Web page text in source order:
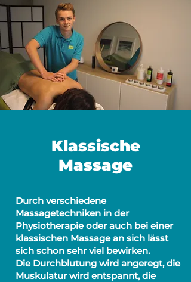
Klassische
Massage
Durch verschiedene
Massagetechniken in der
Physiotherapie oder auch bei einer
klassischen Massage an sich lässt
sich schon sehr viel bewirken.
Die Durchblutung wird angeregt, die
Muskulatur wird entspannt, die